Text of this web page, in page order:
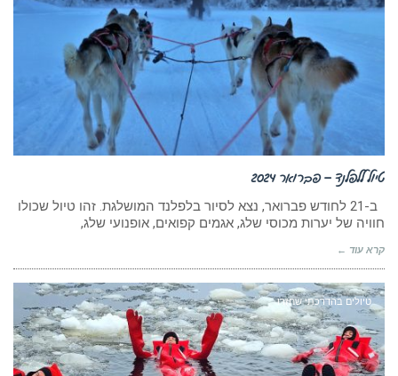
טיול ללפלנד – פברואר 2024
ב-21 לחודש פברואר, נצא לסיור בלפלנד המושלגת. זהו טיול שכולו
חוויה של יערות מכוסי שלג, אגמים קפואים, אופנועי שלג,
קרא עוד ←
טיולים בהדרכתי שחזרו